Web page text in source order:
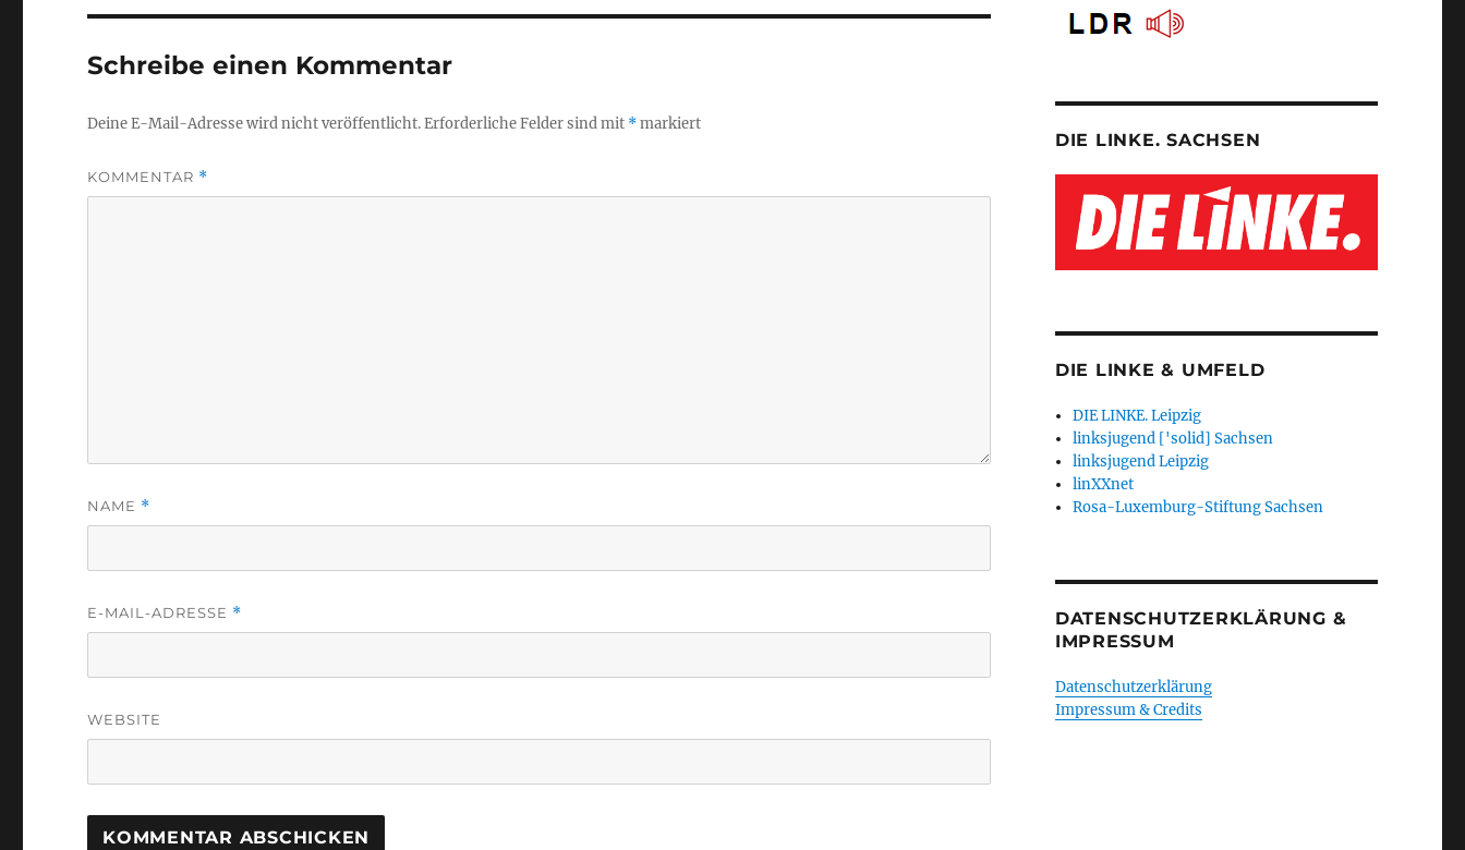
Schreibe einen Kommentar
Deine E-Mail-Adresse wird nicht veröffentlicht.Erforderliche Felder sind mit *markiert
KOMMENTAR *
NAME *
E-MAIL-ADRESSE *
WEBSITE
DIE LINKE. SACHSEN
DIE LINKE & UMFELD
DIE LINKE. Leipzig
linksjugend ['solid] Sachsen
linksjugend Leipzig
linXXnet
Rosa-Luxemburg-Stiftung Sachsen
DATENSCHUTZERKLÄRUNG &
IMPRESSUM
Datenschutzerklärung
Impressum & Credits